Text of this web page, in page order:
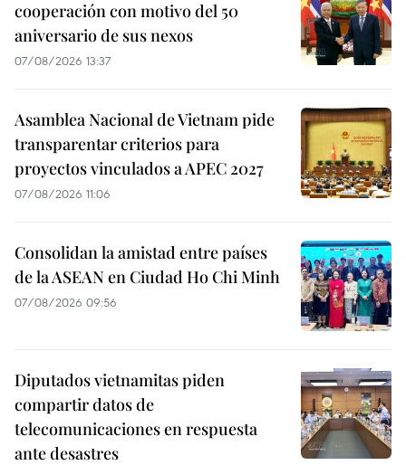
cooperación con motivo del 50
aniversario de sus nexos
07/08/2026 13:37
Asamblea Nacional de Vietnam pide
transparentar criterios para
proyectos vinculados a APEC 2027
07/08/2026 11:06
Consolidan la amistad entre países
de la ASEAN en Ciudad Ho Chi Minh
07/08/2026 09:56
Diputados vietnamitas piden
compartir datos de
telecomunicaciones en respuesta
ante desastres